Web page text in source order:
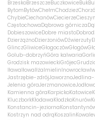
BrzeskoBrzeszczeBuczkowiceBuk
BytomBytówChełmChodzież
ChybieCiechanówCiecierzeCieszyn
CzęstochowaDąbrowa górnicza
DobieszowiceDobre miasto
DzierżążnoDzierżoniówDźwierzuty
GlinczGliwiceGłogoczówGłogów
Golub-dobrzyńGóra kalwaria
Grodzisk mazowieckiGrójec
IławaIłowaIłżaImielinInowrocław
Jastrzębie-zdrójJaworznoJedlina-
Jelenia góraJerzmanowice
Kamienna góraKarpickoKatowice
KluczborkKłodawaKłodzkoKnurów
Konstancin-jeziorna
Kostrzyn nad odrąKoszalin